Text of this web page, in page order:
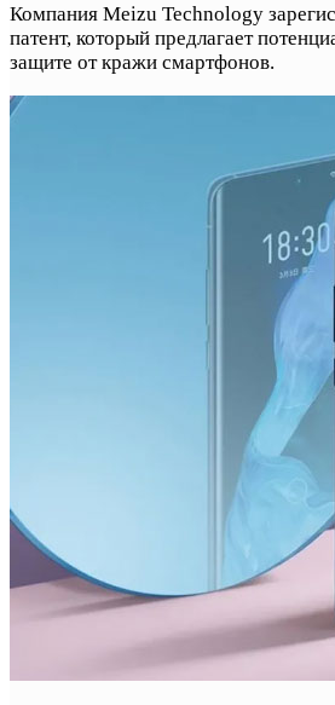
Компания Meizu Technology
патент, который предлагает
защите от кражи смартфонов.